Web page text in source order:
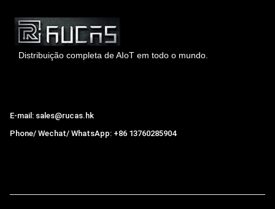
Distribuição completa de AIoT em todo o mundo.
E-mail: sales@rucas.hk
Phone/ Wechat/ WhatsApp: +86 13760285904